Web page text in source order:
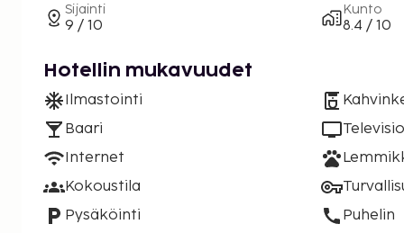
Sijainti
9 / 10
Kunto
8.4 / 10
Hotellin mukavuudet
Ilmastointi
Baari
Internet
Kokoustila
Pysäköinti
Televisio
Puhelin